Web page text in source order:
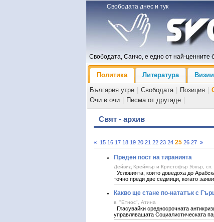
Свободата днес и тук
Свободата, Санчо, е едно от най-ценните
Политика Литература Визии
България утре
Свободата Позиция
Очи в очи
Писма от другаде
Свят - архив
« 15 16 17 18 19 20 21 22 23 24 25 26 27 »
Преден пост на тиранията
Дейвид Креймър и Кристофър Уокър,
Условията, които доведоха до
точно преди две седмици, когато
Какво ще стане по-нататък с
в. "Етнос", Атина
Гласувайки средносрочната
управляващата Социалистическата